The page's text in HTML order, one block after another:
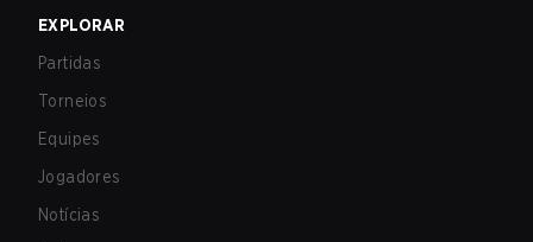
EXPLORAR
Partidas
Torneios
Equipes
Jogadores
Notícias